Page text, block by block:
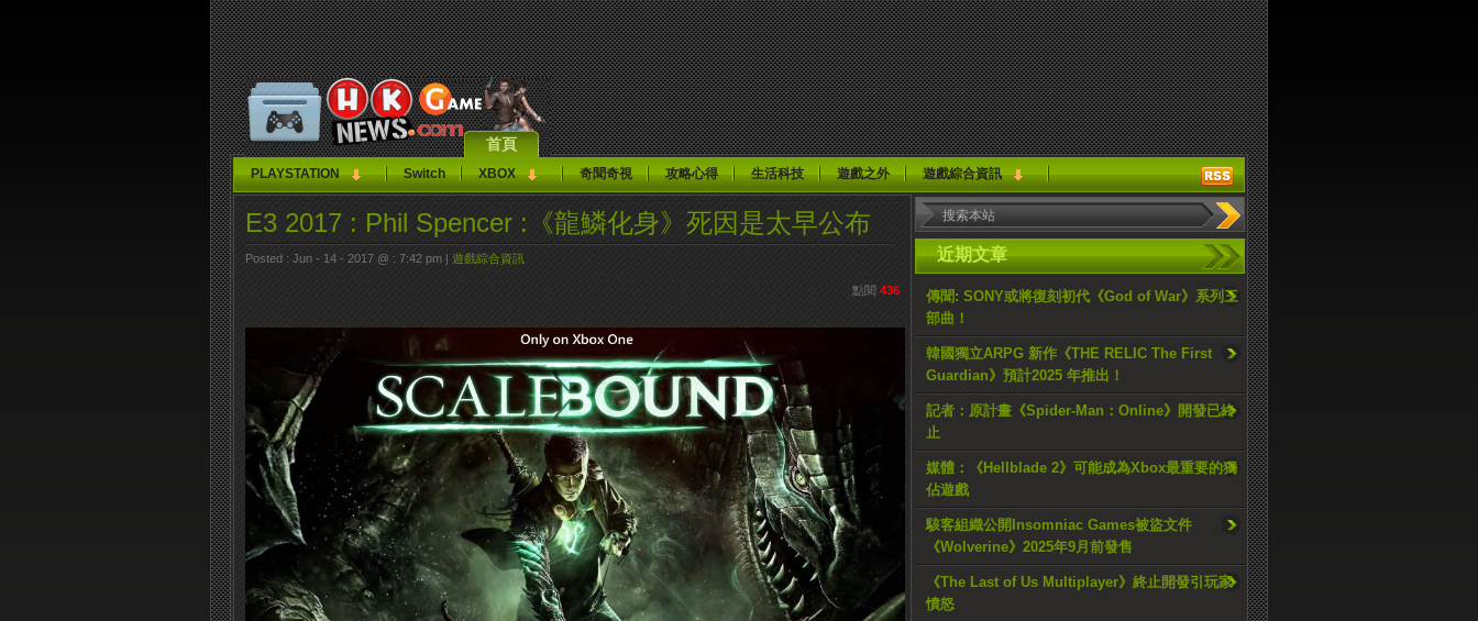
首頁
PLAYSTATION Switch XBOX 奇聞奇視 攻略心得 生活科技 遊戲之外 遊戲綜合資訊
近期文章
傳聞: SONY或將復刻初代《God of War》系列三
部曲！
韓國獨立ARPG 新作《THE RELIC The First
Guardian》預計2025 年推出！
記者：原計畫《Spider-Man：Online》開發已終
止
媒體：《Hellblade 2》可能成為Xbox最重要的獨
佔遊戲
駭客組織公開Insomniac Games被盜文件
《Wolverine》2025年9月前發售
《The Last of Us Multiplayer》終止開發引玩家
憤怒
E3 2017 : Phil Spencer :《龍鱗化身》死因是太早公布
Posted : Jun - 14 - 2017 @ : 7:42 pm | 遊戲綜合資訊
點閱 436